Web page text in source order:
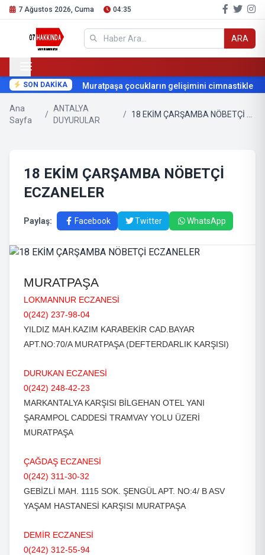
7 Ağustos 2026, Cuma 04:35
ARA
SON DAKİKA Muratpaşa çocukların gelişimini cimnastikle
Ana
Sayfa
/
ANTALYA
DUYURULAR
/
18 EKİM ÇARŞAMBA NÖBETÇİ
ECZANELER
Paylaş: Facebook Twitter WhatsApp
MURATPAŞA
LOKMANNUR ECZANESİ
0(242) 237-98-04
YILDIZ MAH.KAZIM KARABEKİR CAD.BAYAR
APT.NO:70/A MURATPAŞA (DEFTERDARLIK KARŞISI)
DURUKAN ECZANESİ
0(242) 248-42-23
MARKANTALYA KARŞISI BİLGEHAN OTEL YANI
ŞARAMPOL CADDESİ TRAMVAY YOLU ÜZERİ
MURATPAŞA
ÇAĞDAŞ ECZANESİ
0(242) 311-30-32
GEBİZLİ MAH. 1115 SOK. ŞENGÜL APT. NO:4/ B ASV
YAŞAM HASTANESİ KARŞISI MURATPAŞA
DEMİR ECZANESİ
0(242) 312-55-94